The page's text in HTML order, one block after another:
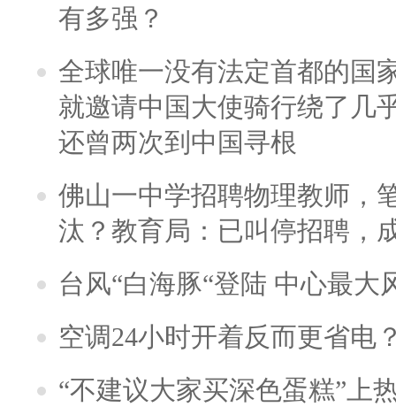
有多强？
全球唯一没有法定首都的国
就邀请中国大使骑行绕了几
还曾两次到中国寻根
佛山一中学招聘物理教师，
汰？教育局：已叫停招聘，
台风“白海豚“登陆 中心最大
空调24小时开着反而更省电
“不建议大家买深色蛋糕”上